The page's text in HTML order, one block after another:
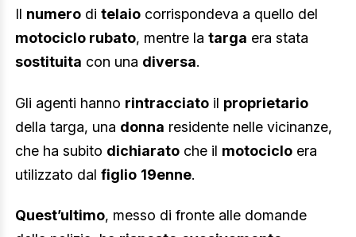
Il numero di telaio corrispondeva a quello del
motociclo rubato, mentre la targa era stata
sostituita con una diversa.
Gli agenti hanno rintracciato il proprietario
della targa, una donna residente nelle vicinanze,
che ha subito dichiarato che il motociclo era
utilizzato dal figlio 19enne.
Quest’ultimo, messo di fronte alle domande